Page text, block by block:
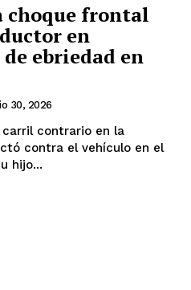
choque frontal
en
ebriedad en
30, 2026
contrario en la
contra el vehículo en el
hijo...